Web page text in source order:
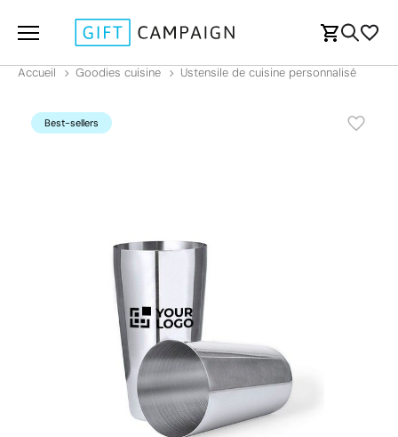
Accueil Goodies cuisine Ustensile de cuisine personnalisé
Best-sellers